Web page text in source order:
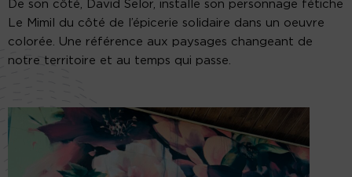
De son côté, David Selor, installe son personnage fétiche
Le Mimil du côté de l’épicerie solidaire dans un oeuvre
colorée. Une référence aux paysages changeant de
notre territoire et au temps qui passe.